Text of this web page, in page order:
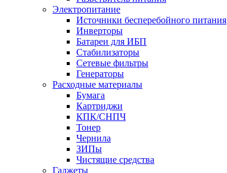
Электропитание
Источники бесперебойного питания
Инверторы
Батареи для ИБП
Стабилизаторы
Сетевые фильтры
Генераторы
Расходные материалы
Бумага
Картриджи
КПК/СНПЧ
Тонер
Чернила
ЗИПы
Чистящие средства
Гаджеты